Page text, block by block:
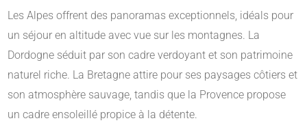
Les Alpes offrent des panoramas exceptionnels, idéals pour
un séjour en altitude avec vue sur les montagnes. La
Dordogne séduit par son cadre verdoyant et son patrimoine
naturel riche. La Bretagne attire pour ses paysages côtiers et
son atmosphère sauvage, tandis que la Provence propose
un cadre ensoleillé propice à la détente.